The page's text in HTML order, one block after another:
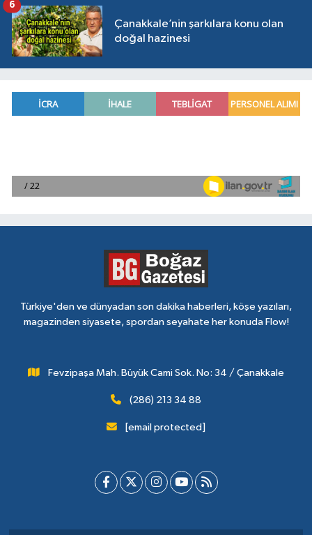
Çanakkale’nin şarkılara konu olan
doğal hazinesi
6
Türkiye'den ve dünyadan son dakika haberleri, köşe yazıları,
magazinden siyasete, spordan seyahate her konuda Flow!
Fevzipaşa Mah. Büyük Cami Sok. No: 34 / Çanakkale
(286) 213 34 88
[email protected]